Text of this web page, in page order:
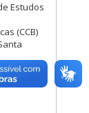
Estudos
(CCB)
Ferreira